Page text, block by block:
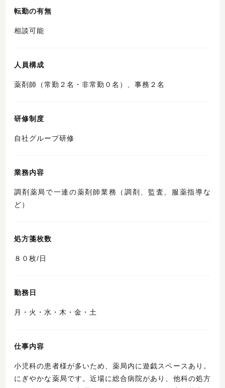
転勤の有無
相談可能
人員構成
薬剤師（常勤２名・非常勤０名）、事務２名
研修制度
自社グループ研修
業務内容
調剤薬局で一連の薬剤師業務（調剤、監査、服薬指導な
ど）
処方箋枚数
８０枚/日
勤務日
月・火・水・木・金・土
仕事内容
小児科の患者様が多いため、薬局内に遊戯スペースあり。
にぎやかな薬局です。近場に総合病院があり、他科の処方